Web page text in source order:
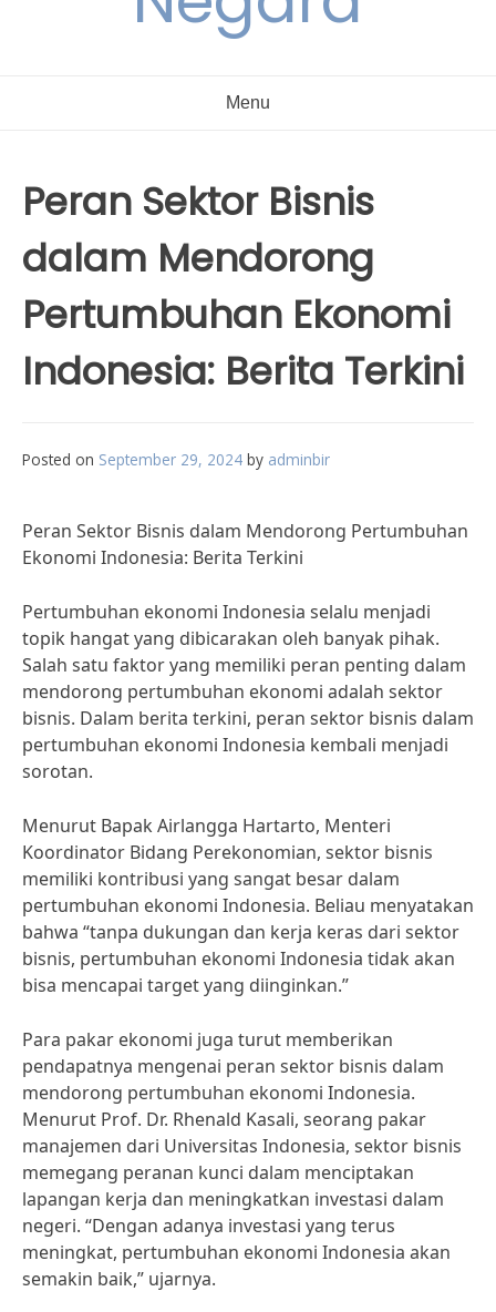
Menu
Peran Sektor Bisnis
dalam Mendorong
Pertumbuhan Ekonomi
Indonesia: Berita Terkini
Posted on September 29, 2024 by adminbir
Peran Sektor Bisnis dalam Mendorong Pertumbuhan
Ekonomi Indonesia: Berita Terkini
Pertumbuhan ekonomi Indonesia selalu menjadi
topik hangat yang dibicarakan oleh banyak pihak.
Salah satu faktor yang memiliki peran penting dalam
mendorong pertumbuhan ekonomi adalah sektor
bisnis. Dalam berita terkini, peran sektor bisnis dalam
pertumbuhan ekonomi Indonesia kembali menjadi
sorotan.
Menurut Bapak Airlangga Hartarto, Menteri
Koordinator Bidang Perekonomian, sektor bisnis
memiliki kontribusi yang sangat besar dalam
pertumbuhan ekonomi Indonesia. Beliau menyatakan
bahwa “tanpa dukungan dan kerja keras dari sektor
bisnis, pertumbuhan ekonomi Indonesia tidak akan
bisa mencapai target yang diinginkan.”
Para pakar ekonomi juga turut memberikan
pendapatnya mengenai peran sektor bisnis dalam
mendorong pertumbuhan ekonomi Indonesia.
Menurut Prof. Dr. Rhenald Kasali, seorang pakar
manajemen dari Universitas Indonesia, sektor bisnis
memegang peranan kunci dalam menciptakan
lapangan kerja dan meningkatkan investasi dalam
negeri. “Dengan adanya investasi yang terus
meningkat, pertumbuhan ekonomi Indonesia akan
semakin baik,” ujarnya.